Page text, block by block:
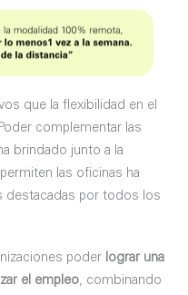
que la flexibilidad en el
complementar las
brindado junto a la
las oficinas ha
destacadas por todos los
poder lograr una
el empleo, combinando